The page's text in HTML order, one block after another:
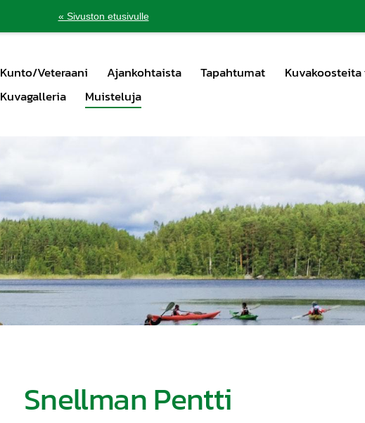
« Sivuston etusivulle
Kunto/Veteraani Ajankohtaista Tapahtumat
Kuvagalleria
Muisteluja
Snellman Pentti